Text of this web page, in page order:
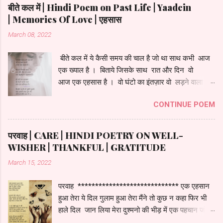
याद है मुझको पहली मुलाकात ........ Pls Listen Pehli
Mulakaat to experience more realistic poetry
by single click on below Image
बीते कल में | Hindi Poem on Past Life | Yaadein
| Memories Of Love | एहसास
March 08, 2022
बीते कल में ये कैसी समय की चाल है जो था साथ कभी आज
एक ख्याल है । बिताये जिसके साथ रात और दिन वो
आज एक एहसास है । वो घंटो का इंतज़ार वो लड़ने वाला
हमारी तरह तुम भी जीते हो बीते कल में ।।CONTINUE POEM
परवाह | CARE | HINDI POETRY ON WELL-
WISHER | THANKFUL | GRATITUDE
March 15, 2022
परवाह ***************************** एक एहसान
हुआ तेरा ये दिल गुलाम हुआ तेरा मैंने तो कुछ न कहा फिर भी
हाले दिल जान लिया मेरा दुश्मनो की भीड़ में एक पहचान जो